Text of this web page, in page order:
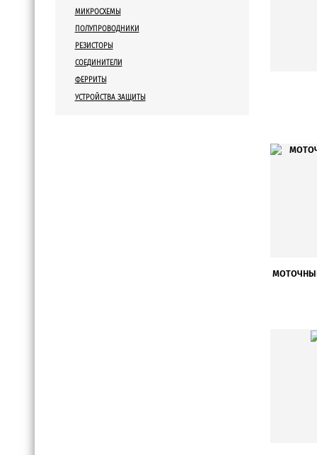
МИКРОСХЕМЫ
ПОЛУПРОВОДНИКИ
РЕЗИСТОРЫ
СОЕДИНИТЕЛИ
ФЕРРИТЫ
УСТРОЙСТВА ЗАЩИТЫ
Индуктивность, мкГн
Конструктив катушки